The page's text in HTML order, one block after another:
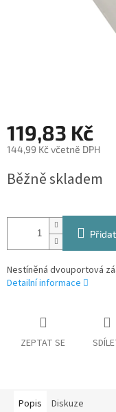
119,83 Kč
144,99 Kč včetně DPH
cena:
Běžně skladem
Nestíněná dvouportová
Detailní informace
ZEPTAT SE
Popis Diskuze